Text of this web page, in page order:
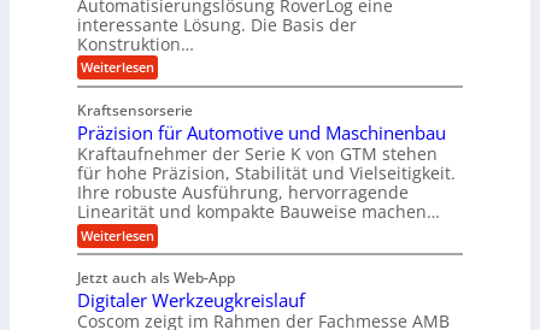
e
r
g
l
c
h
e
l
g
e
w
n
d
e
t
r
i
e
b
s
a
t
z
u
n
d
A
u
f
t
a
g
u
c
h
i
n
Z
e
e
n
v
o
n
K
I
w
i
c
Automatisierungslösung RoverLog eine
interessante Lösung. Die Basis der
Konstruktion…
Weiterlesen:
Z
h
n
s
t
a
n
g
e
n
e
t
r
Kraftsensorserie
Präzision für Automotive und Maschinenbau
Kraftaufnehmer der Serie K von GTM stehen
für hohe Präzision, Stabilität und Vielseitigkeit.
Ihre robuste Ausführung, hervorragende
Linearität und kompakte Bauweise machen…
Weiterlesen:
P
ä
z
i
Jetzt auch als Web-App
Digitaler Werkzeugkreislauf
Coscom zeigt im Rahmen der Fachmesse AMB